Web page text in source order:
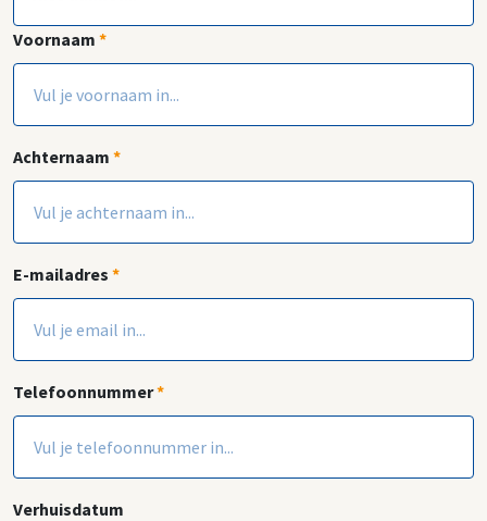
Voornaam *
Achternaam *
E-mailadres *
Telefoonnummer*
Verhuisdatum